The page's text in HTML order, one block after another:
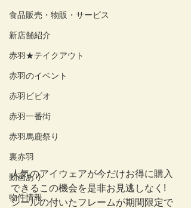
食品販売・物販・サービス
新店舗紹介
赤羽★テイクアウト
赤羽のイベント
赤羽ビビオ
赤羽一番街
赤羽馬鹿祭り
裏赤羽
動画あり
物件情報
人気のアイウェアが今だけお得に購入
できるこの機会を是非お見逃しなく!
シールの付いたフレームが期間限定で